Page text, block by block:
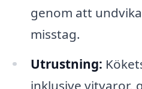
genom att
misstag.
Utrustning:
inklusive vitvaror,